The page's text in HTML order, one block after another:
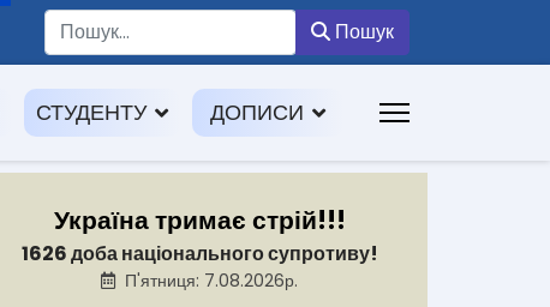
Пошук
СТУДЕНТУ ДОПИСИ
Україна тримає стрій!!!
1626 доба національного супротиву!
П'ятниця: 7.08.2026р.